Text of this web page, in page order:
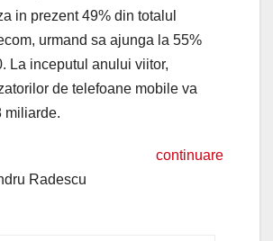
in prezent 49% din totalul
urmand sa ajunga la 55%
La inceputul anului viitor,
de telefoane mobile va
miliarde.
continuare
Radescu